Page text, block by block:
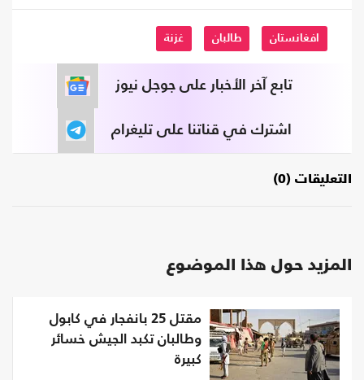
افغانستان طالبان غزنة
تابع آخر الأخبار على جوجل نيوز
اشترك في قناتنا على تليغرام
التعليقات (0)
المزيد حول هذا الموضوع
مقتل 25 بانفجار في كابول
وطالبان تكبد الجيش خسائر
كبيرة